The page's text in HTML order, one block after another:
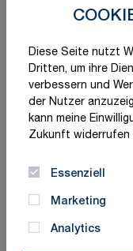
Diese Seite nutzt
Dritten, um ihre
verbessern und
der Nutzer
kann meine
Zukunft widerrufen
Essenziell
Marketing
Analytics